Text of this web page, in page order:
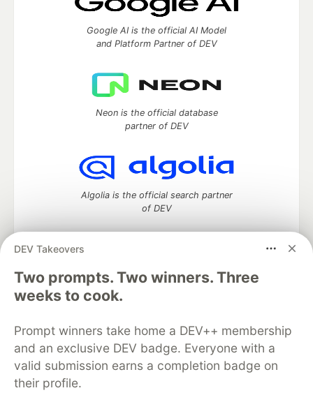
DEV Takeovers
Two prompts. Two winners. Three
weeks to cook.
Prompt winners take home a DEV++ membership
and an exclusive DEV badge. Everyone with a
valid submission earns a completion badge on
their profile.
Google AI is the official AI Model
and Platform Partner of DEV
Neon is the official database
partner of DEV
Algolia is the official search partner
of DEV
DEV Community— A space to discuss and keep up software
development and manage your software career
Home
DEV Challenges
Organization Accounts
DEV Showcase About
Contact
Free Postgres Database
DEV Shop
MLH
Code of Conduct
Privacy Policy
Terms of Use
Built on
Forem software that powers